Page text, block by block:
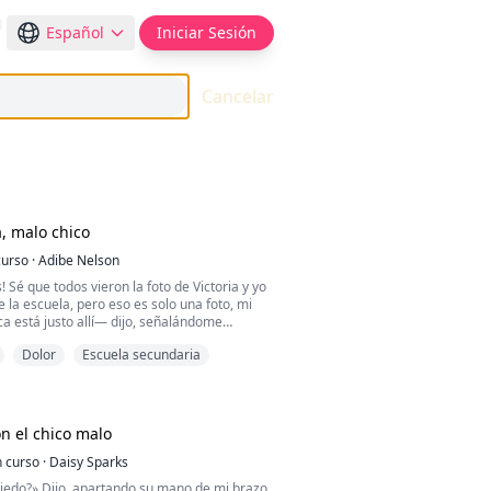
Español Iniciar Sesión
Cancelar
malo chico
·Adibe Nelson
Sé que todos vieron la foto de Victoria y yo
la escuela, pero eso es solo una foto, mi
está justo allí— dijo, señalándome
excepto Victoria y sus amigas, nos
Jones se acercó al chico que nos
Dolor Escuela secundaria
el chico malo
curso · Daisy Sparks